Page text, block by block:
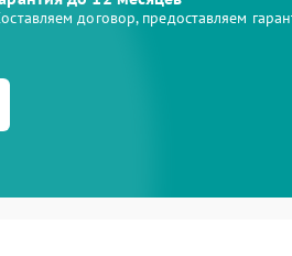
договор, предоставляем